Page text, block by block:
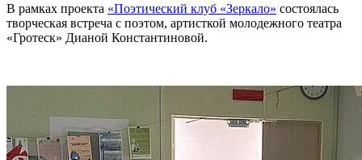
В рамках проекта «Поэтический клуб «Зеркало» состоялась
творческая встреча с поэтом, артисткой молодежного театра
«Гротеск» Дианой Константиновой.